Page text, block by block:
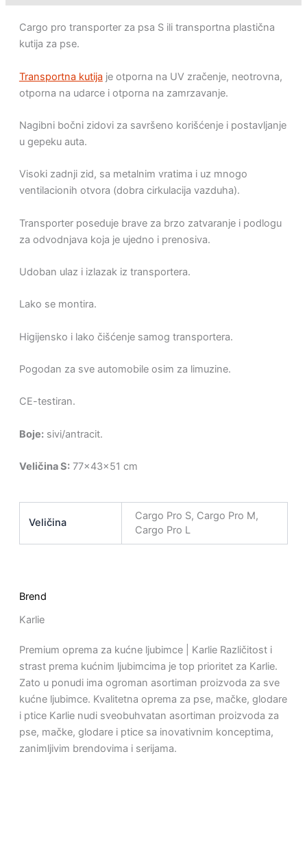
Cargo pro transporter za psa S ili transportna plastična
kutija za pse.
Transportna kutija je otporna na UV zračenje, neotrovna,
otporna na udarce i otporna na zamrzavanje.
Nagibni bočni zidovi za savršeno korišćenje i postavljanje
u gepeku auta.
Visoki zadnji zid, sa metalnim vratima i uz mnogo
ventilacionih otvora (dobra cirkulacija vazduha).
Transporter poseduje brave za brzo zatvaranje i podlogu
za odvodnjava koja je ujedno i prenosiva.
Udoban ulaz i izlazak iz transportera.
Lako se montira.
Higijensko i lako čišćenje samog transportera.
Pogodan za sve automobile osim za limuzine.
CE-testiran.
Boje:sivi/antracit.
Veličina S:77x43x51 cm
Veličina
Cargo Pro S, Cargo Pro M,
Cargo Pro L
Brend
Karlie
Premium oprema za kućne ljubimce | Karlie Različitost i
strast prema kućnim ljubimcima je top prioritet za Karlie.
Zato u ponudi ima ogroman asortiman proizvoda za sve
kućne ljubimce. Kvalitetna oprema za pse, mačke, glodare
i ptice Karlie nudi sveobuhvatan asortiman proizvoda za
pse, mačke, glodare i ptice sa inovativnim konceptima,
zanimljivim brendovima i serijama.